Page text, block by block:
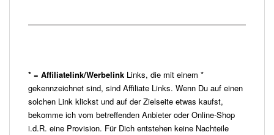
* = Affiliatelink/Werbelink Links, die mit einem *
gekennzeichnet sind, sind Affiliate Links. Wenn Du auf einen
solchen Link klickst und auf der Zielseite etwas kaufst,
bekomme ich vom betreffenden Anbieter oder Online-Shop
i.d.R. eine Provision. Für Dich entstehen keine Nachteile